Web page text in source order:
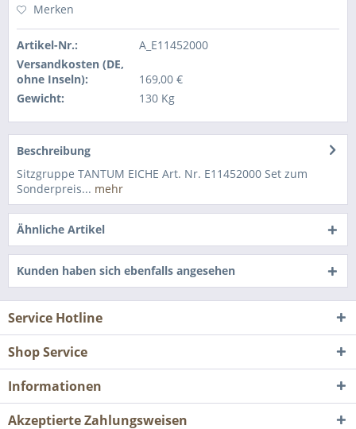
Merken
Artikel-Nr.:
A_E11452000
Versandkosten (DE,
ohne Inseln):
169,00 €
Gewicht:
130 Kg
Beschreibung
Sitzgruppe TANTUM EICHE Art. Nr. E11452000 Set zum
Sonderpreis... mehr
Ähnliche Artikel
Kunden haben sich ebenfalls angesehen
Service Hotline
Shop Service
Informationen
Akzeptierte Zahlungsweisen